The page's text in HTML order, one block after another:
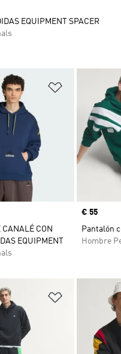
Añadir a la
CANALÉ CON
EQUIPMENT
Precio
€ 55
Pantalón
Hombre
Añadir a la
EQUIPMENT SPACER